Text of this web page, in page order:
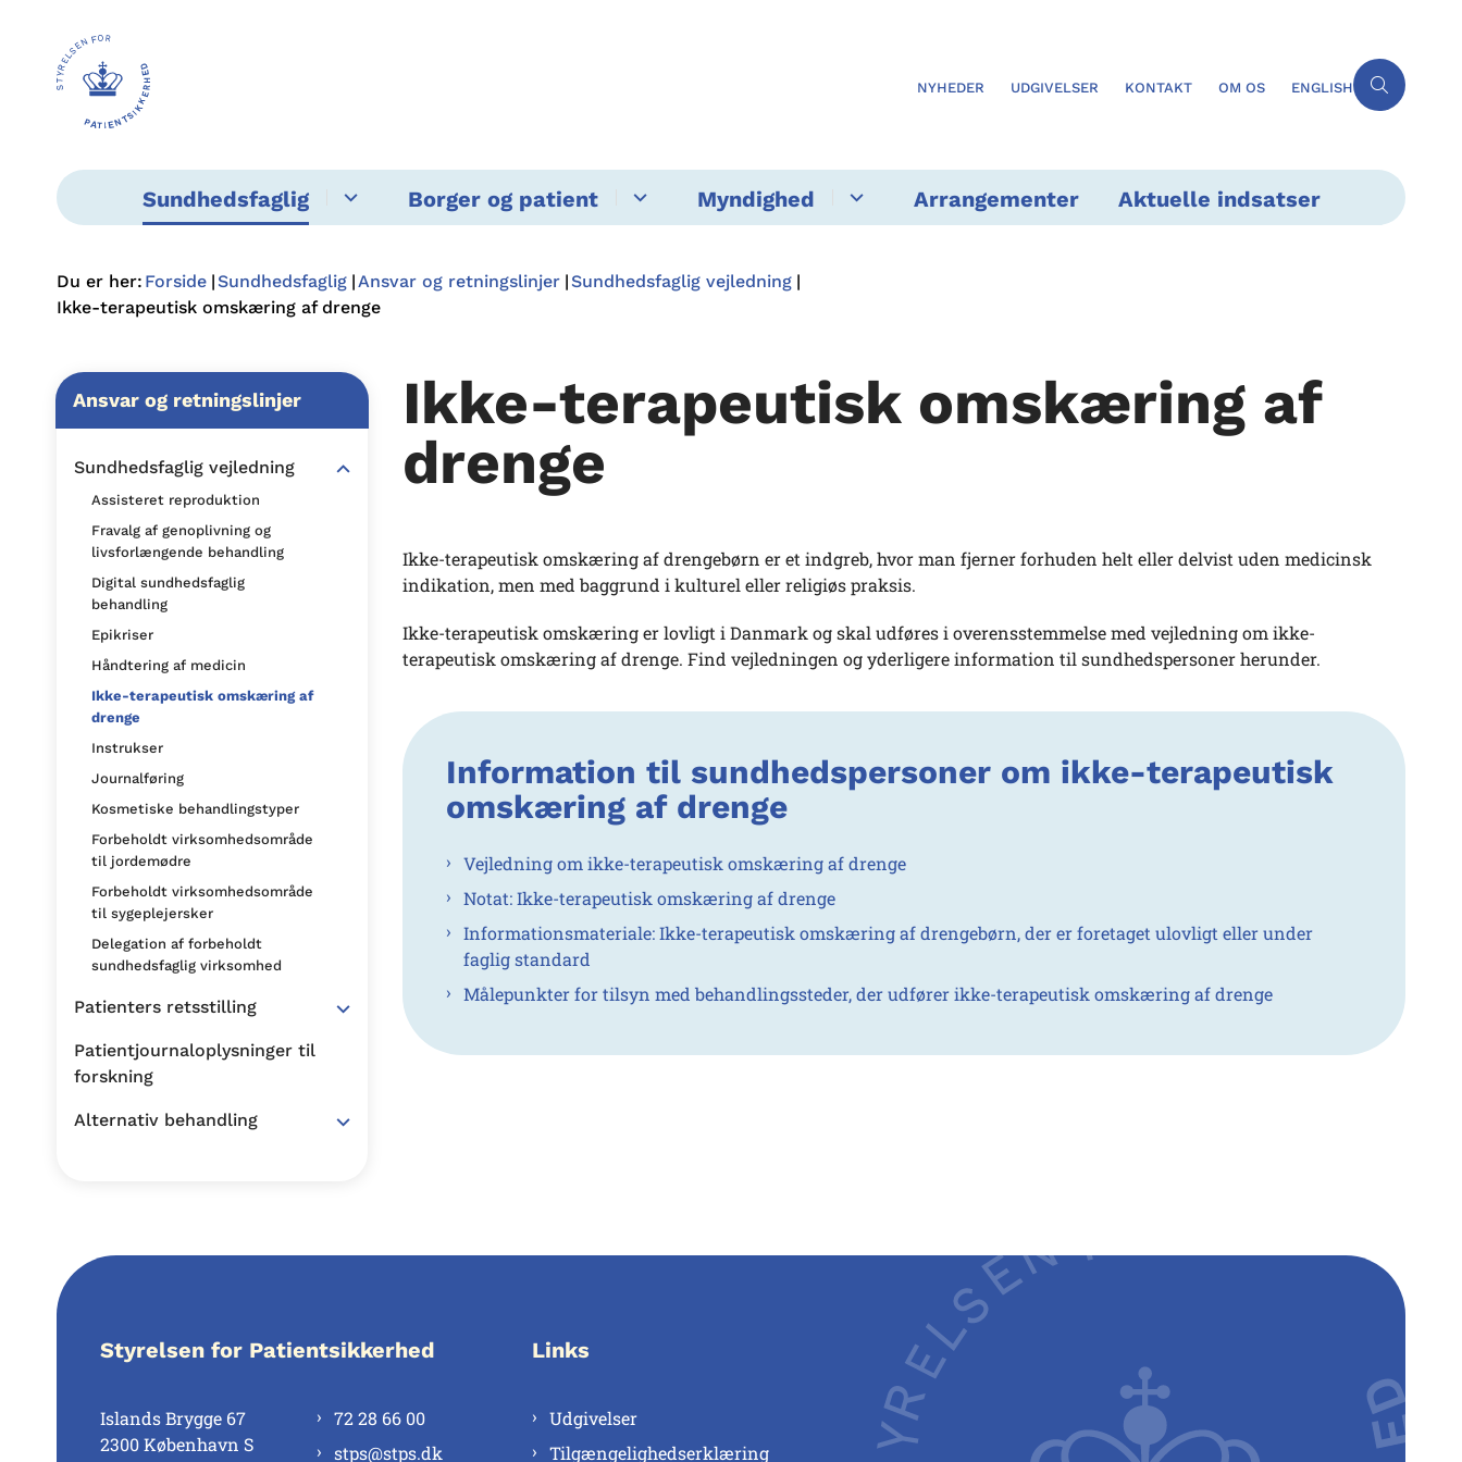
NYHEDER UDGIVELSER KONTAKT OM OS ENGLISH
Sundhedsfaglig Borger og patient Myndighed Arrangementer Aktuelle indsatser
Du er her: Forside Sundhedsfaglig Ansvar og retningslinjer Sundhedsfaglig vejledning
Ikke-terapeutisk omskæring af drenge
Ansvar og retningslinjer
Sundhedsfaglig vejledning
Assisteret reproduktion
Fravalg af genoplivning og
livsforlængende behandling
Digital sundhedsfaglig
behandling
Epikriser
Håndtering af medicin
Ikke-terapeutisk omskæring af
drenge
Instrukser
Journalføring
Kosmetiske behandlingstyper
Forbeholdt virksomhedsområde
til jordemødre
Forbeholdt virksomhedsområde
til sygeplejersker
Delegation af forbeholdt
sundhedsfaglig virksomhed
Patienters retsstilling
Patientjournaloplysninger til
forskning
Alternativ behandling
Ikke-terapeutisk omskæring af
drenge
Ikke-terapeutisk omskæring af drengebørn er et indgreb, hvor man fjerner forhuden helt eller delvist uden medicinsk
indikation, men med baggrund i kulturel eller religiøs praksis.
Ikke-terapeutisk omskæring er lovligt i Danmark og skal udføres i overensstemmelse med vejledning om ikke-
terapeutisk omskæring af drenge. Find vejledningen og yderligere information til sundhedspersoner herunder.
Information til sundhedspersoner om ikke-terapeutisk
omskæring af drenge
Vejledning om ikke-terapeutisk omskæring af drenge
Notat: Ikke-terapeutisk omskæring af drenge
Informationsmateriale: Ikke-terapeutisk omskæring af drengebørn, der er foretaget ulovligt eller under
faglig standard
Målepunkter for tilsyn med behandlingssteder, der udfører ikke-terapeutisk omskæring af drenge
Styrelsen for Patientsikkerhed
Islands Brygge 67
2300 København S
72 28 66 00
stps@stps.dk
Links
Udgivelser
Tilgængelighedserklæring